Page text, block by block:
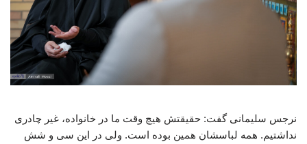
نرجس سلیمانی گفت: حقیقتش هیچ وقت ما در خانواده، غیر چادری
نداشتیم. همه لباسشان همین بوده است. ولی در این سی و شش